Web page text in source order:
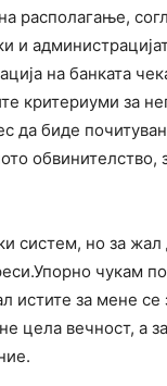
располагање,
и
на банката
критериуми за
да биде
обвинителство,
систем, но за жал
чукам
истите за мене
цела вечност, а